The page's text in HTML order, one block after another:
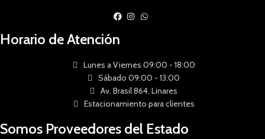
Horario de Atención
Lunes a Viernes 09:00 - 18:00
Sábado 09:00 - 13:00
Av. Brasil 864, Linares
Estacionamiento para clientes
Somos Proveedores del Estado